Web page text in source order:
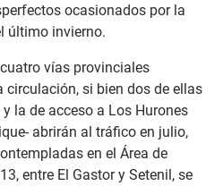
ocasionados por la
último invierno.
vías provinciales
circulación, si bien dos de ellas
la de acceso a Los Hurones
abrirán al tráfico en julio,
en el Área de
entre El Gastor y Setenil, se